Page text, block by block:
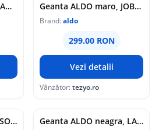
Geanta ALDO maro, RANGIFER 350, din piele ecologica Geanta ALDO maro, JOBELLE 237, din piele ecologica
Brand:aldo
299.00 RON
Vezi detalii
Vânzător:tezyo.ro
Geanta ALDO visinie, SOFTPUFF 601, din piele ecologica Geanta ALDO neagra, LARGESOFTPUFF 001, din piele ecologica